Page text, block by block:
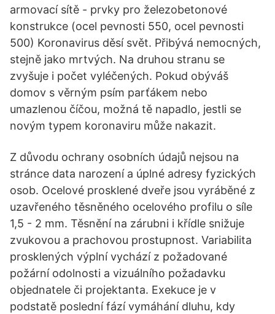
armovací sítě - prvky pro železobetonové
konstrukce (ocel pevnosti 550, ocel pevnosti
500) Koronavirus děsí svět. Přibývá nemocných,
stejně jako mrtvých. Na druhou stranu se
zvyšuje i počet vyléčených. Pokud obýváš
domov s věrným psím parťákem nebo
umazlenou číčou, možná tě napadlo, jestli se
novým typem koronaviru může nakazit.
Z důvodu ochrany osobních údajů nejsou na
stránce data narození a úplné adresy fyzických
osob. Ocelové prosklené dveře jsou vyráběné z
uzavřeného těsněného ocelového profilu o síle
1,5 - 2 mm. Těsnění na zárubni i křídle snižuje
zvukovou a prachovou prostupnost. Variabilita
prosklených výplní vychází z požadované
požární odolnosti a vizuálního požadavku
objednatele či projektanta. Exekuce je v
podstatě poslední fází vymáhání dluhu, kdy